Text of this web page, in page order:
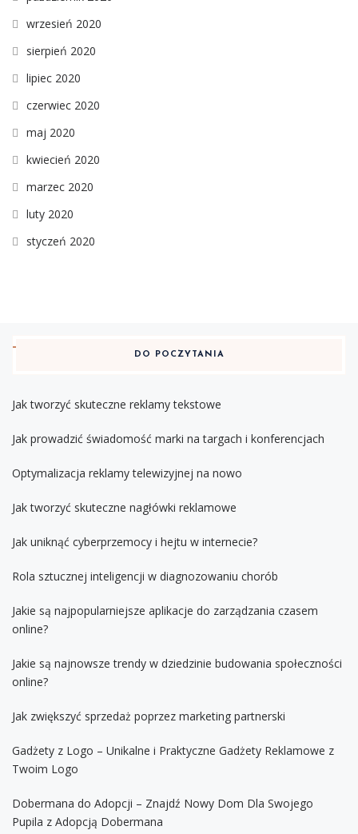
wrzesień 2020
sierpień 2020
lipiec 2020
czerwiec 2020
maj 2020
kwiecień 2020
marzec 2020
luty 2020
styczeń 2020
DO POCZYTANIA
Jak tworzyć skuteczne reklamy tekstowe
Jak prowadzić świadomość marki na targach i konferencjach
Optymalizacja reklamy telewizyjnej na nowo
Jak tworzyć skuteczne nagłówki reklamowe
Jak uniknąć cyberprzemocy i hejtu w internecie?
Rola sztucznej inteligencji w diagnozowaniu chorób
Jakie są najpopularniejsze aplikacje do zarządzania czasem
online?
Jakie są najnowsze trendy w dziedzinie budowania społeczności
online?
Jak zwiększyć sprzedaż poprzez marketing partnerski
Gadżety z Logo – Unikalne i Praktyczne Gadżety Reklamowe z
Twoim Logo
Dobermana do Adopcji – Znajdź Nowy Dom Dla Swojego
Pupila z Adopcją Dobermana